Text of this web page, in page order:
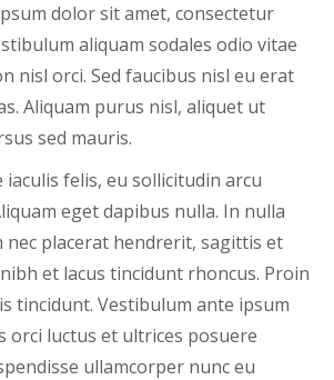
dolor sit amet, consectetur
aliquam sodales odio vitae
nisl orci. Sed faucibus nisl eu erat
Aliquam purus nisl, aliquet ut
sed mauris.
iaculis felis, eu sollicitudin arcu
eget dapibus nulla. In nulla
placerat hendrerit, sagittis et
et lacus tincidunt rhoncus. Proin
tincidunt. Vestibulum ante ipsum
orci luctus et ultrices posuere
ullamcorper nunc eu